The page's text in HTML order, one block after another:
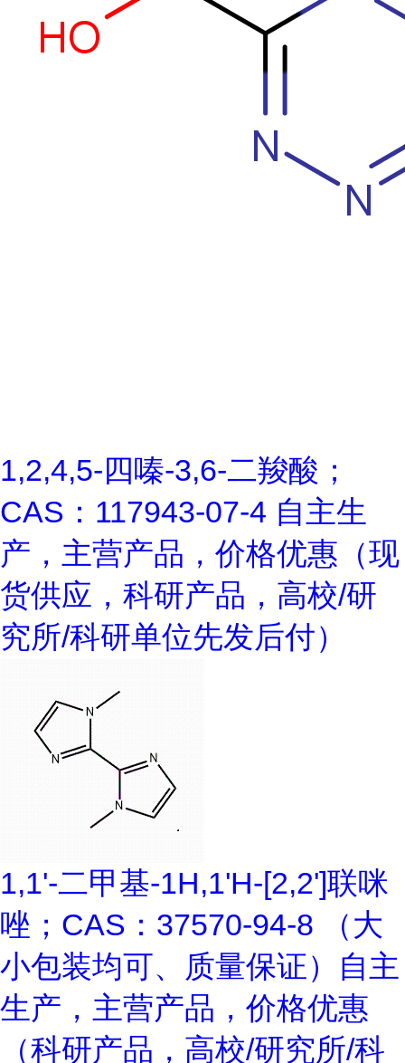
1,2,4,5-四嗪-3,6-二羧酸；
CAS：117943-07-4 自主生
产，主营产品，价格优惠（现
货供应，科研产品，高校/研
究所/科研单位先发后付）
1,1'-二甲基-1H,1'H-[2,2']联咪
唑；CAS：37570-94-8 （大
小包装均可、质量保证）自主
生产，主营产品，价格优惠
（科研产品，高校/研究所/科